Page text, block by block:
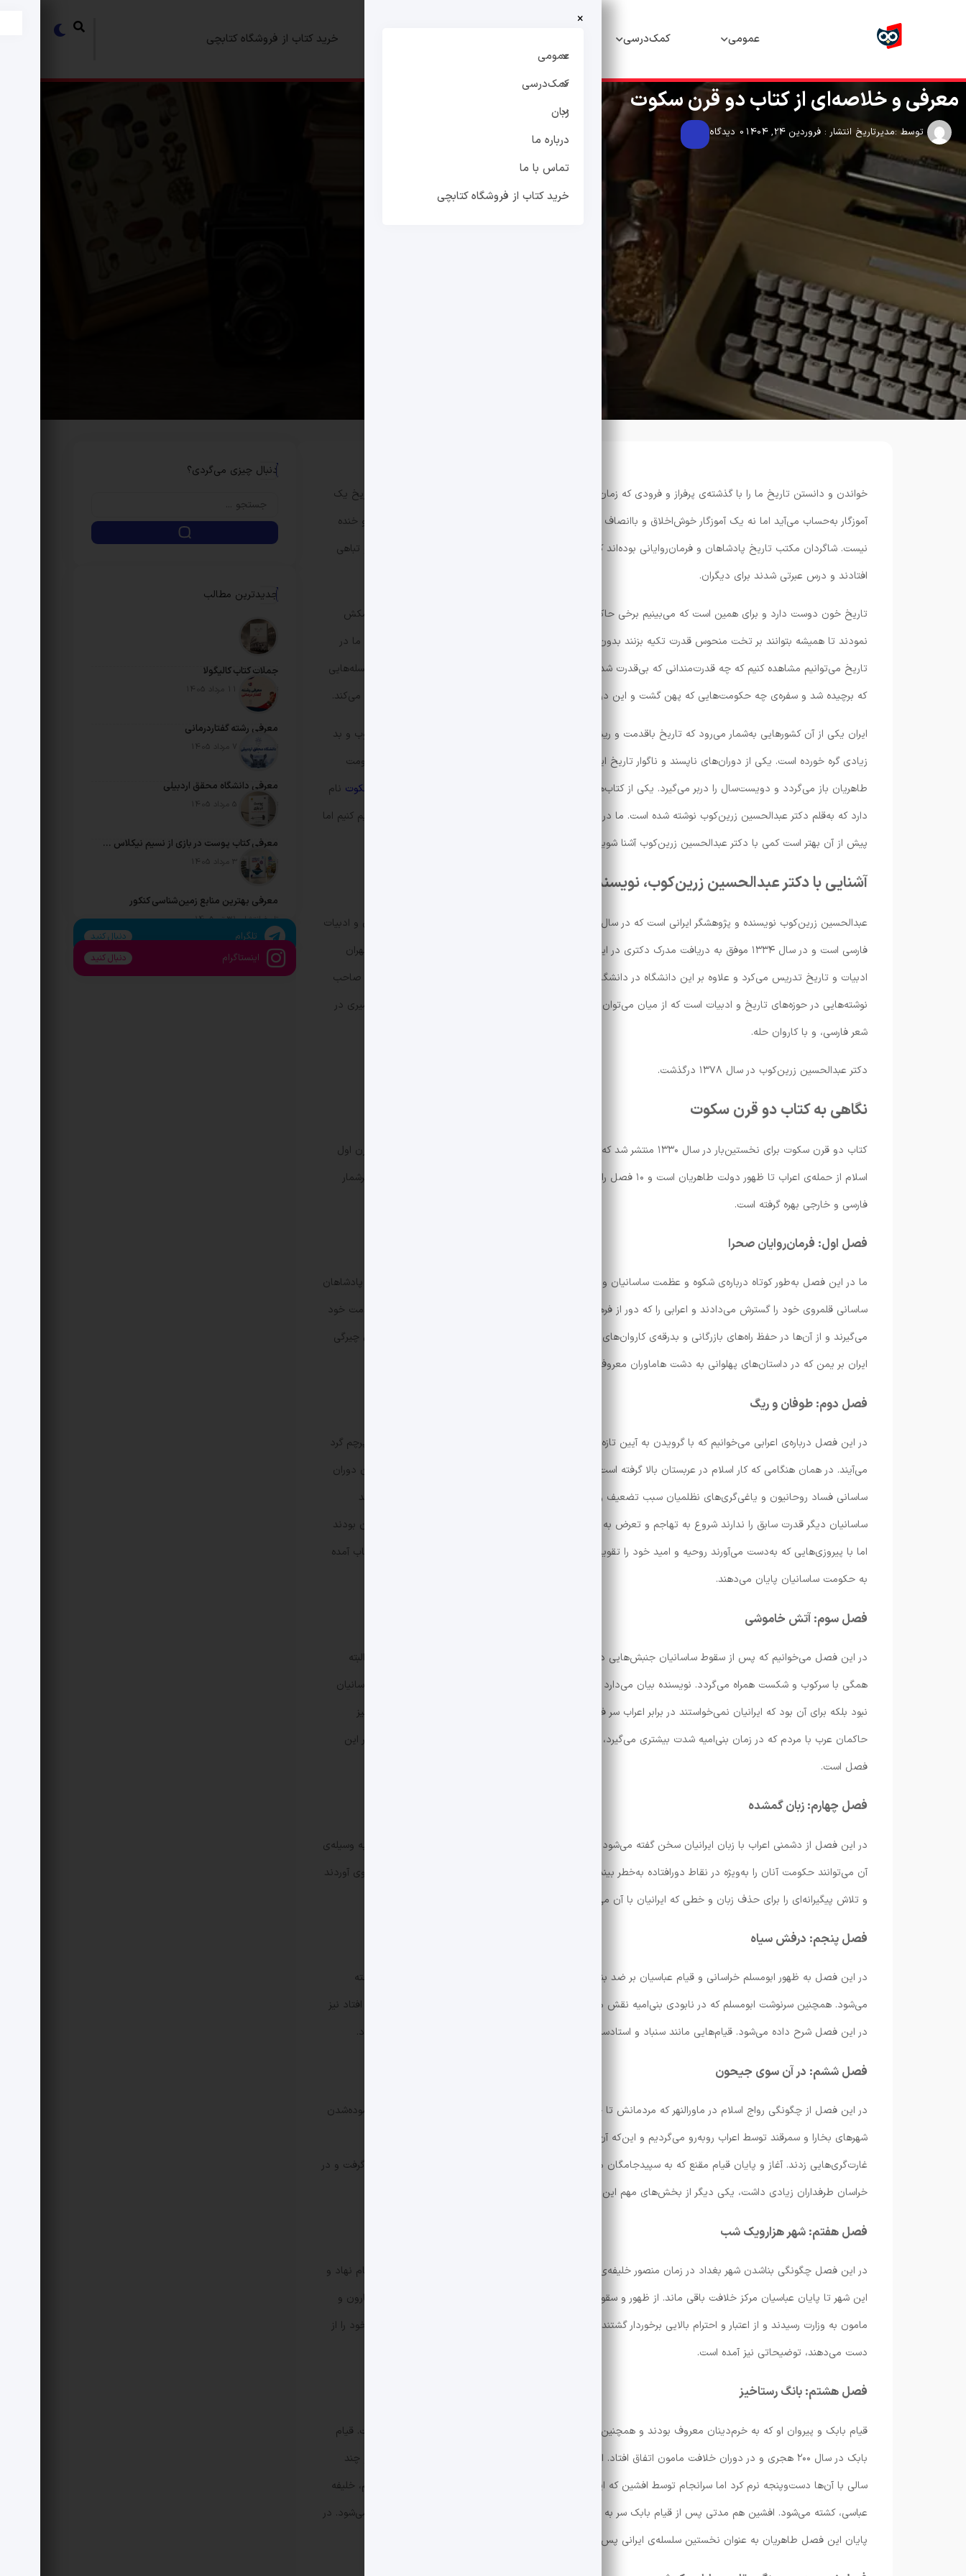
عمومی کمک‌درسی خرید کتاب از فروشگاه کتابچی
×
عمومی
کمک‌درسی
زبان
درباره ما
تماس با ما
خرید کتاب از فروشگاه کتابچی
معرفی و خلاصه‌‌ای از کتاب دو قرن سکوت
توسط :مدیرتاریخ انتشار : فروردین 24, 1404 0 دیدگاه
خواندن و دانستن تاریخ ما را با گذشته‌ی پرفراز و فرودی که زمان حال نیز تا حد زیادی به آن وابسته است اشنا می‌کند. تاریخ یک
آموزگار به‌حساب می‌آید اما نه یک آموزگار خوش‌اخلاق و باانصاف بلکه آموزگاری خشمگین و بی‌عاطفه که هیچ اهل شوخی و خنده
نیست. شاگردان مکتب تاریخ پادشاهان و فرمان‌روایانی بوده‌اند که روزی به قدرت و ثروت رسیدند و روزی دیگر به پستی و تباهی
افتادند و درس عبرتی شدند برای دیگران.
تاریخ خون دوست دارد و برای همین است که می‌بینیم برخی حاکمان ظالم دریایی از خون به‌پا کردند و آن را به تاریخ پیشکش
نمودند تا همیشه بتوانند بر تخت منحوس قدرت تکیه بزنند بدون این‌که واهمه‌ای از عواقب کارهای شوم خود داشته باشند. ما در
تاریخ می‌توانیم مشاهده کنیم که چه قدرت‌مندانی که بی‌قدرت شده‌اند و چه بی‌قدرتانی که به قدرت رسیده‌اند، بساط چه سلسله‌هایی
که برچیده شد و سفره‌ی چه حکومت‌هایی که پهن گشت و این درباره‌ی کشورهایی که گذشته‌ی دور‌و‌درازی دراند بیشتر صدق می‌کند.
ایران یکی از آن کشورهایی به‌شمار می‌رود که تاریخ باقدمت و ریشه‌داری دارد و به همین خاطر گذشته‌اش با رویدادهای خوب و بد
زیادی گره خورده است. یکی از دوران‌های ناپسند و ناگوار تاریخ ایران به سال‌های پایانی سلسله‌ی ساسانیان تا پیدایش حکومت
طاهریان باز می‌گردد و دویست‌سال را دربر می‌گیرد. یکی از کتاب‌هایی که درست به همین دویست‌سال می‌پردازد
دو قرن سکوت نام
دارد که به‌قلم دکتر عبدالحسین زرین‌کوب نوشته شده است. ما در این‌جا می‌خواهیم تا خلاصه‌ای از این کتاب را به شما تقدیم کنیم اما
پیش از آن بهتر است کمی با دکتر عبدالحسین زرین‌کوب آشنا شویم. پس با ما همراه باشید.
آشنایی با دکتر عبدالحسین زرین‌کوب، نویسنده‌ی دو قرن سکوت
عبدالحسین زرین‌کوب نویسنده و پژوهشگر ایرانی است که در سال ۱۳۰۱ چشم به جهان گشود. او دانش‌آموخته‌ی رشته‌ی زبان و ادبیات
فارسی است و در سال ۱۳۳۴ موفق به دریافت مدرک دکتری در این رشته از دانشگاه تهران شد. دکتر زرین‌کوب در دانشگاه تهران
ادبیات و تاریخ تدریس می‌کرد و علاوه بر این دانشگاه در دانشگاه‌هایی مانند آکسفورد و سوربن هم به تدریس پرداخت. او صاحب
نوشته‌هایی در حوزه‌های تاریخ و ادبیات است که از میان می‌توان به این کتاب‌ها اشاره کرد: دو قرن سکوت، بامداد اسلام، سیری در
شعر فارسی، و با کاروان حله.
دکتر عبدالحسین زرین‌کوب در سال ۱۳۷۸ درگذشت.
نگاهی به کتاب دو قرن سکوت
کتاب دو قرن سکوت برای نخستین‌بار در سال ۱۳۳۰ منتشر شد که درباره‌ی سرگذشت حوادث و اوضاع تاریخی ایران در دو قرن اول
اسلام از حمله‌ی اعراب تا ظهور دولت طاهریان است و ۱۰ فصل را شامل می‌شود. زرین‌کوب برای نوشتن این کتاب از منابع پرشمار
فارسی و خارجی بهره گرفته است.
فصل اول: فرمان‌روایان صحرا
ما در این فصل به‌طور کوتاه درباره‌ی شکوه و عظمت ساسانیان و پستی و حقارت اعراب بیابان‌گرد می‌خوانیم، این‌که چگونه پادشاهان
ساسانی قلمروی خود را گسترش می‌دادند و اعرابی را که دور از فرهنگ و تمدن بودند و کاری غیر از راهزنی و غارت‌گری به‌خدمت خود
می‌گیرند و از آن‌ها در حفظ راه‌های بازرگانی و بدرقه‌ی کاروان‌های تجارتی استفاده می‌کنند. در این فصل مطالبی نیز درباره‌ی چیرگی
ایران بر یمن که در داستان‌های پهلوانی به دشت هاماوران معروف است هم خواهیم خواند.
فصل دوم: طوفان و ریگ
در این فصل درباره‌ی اعرابی می‌خوانیم که با گرویدن به آیین تازه‌ای که اسلام نامیده می‌شود متحد می‌گردند و به زیر یک پرچم گرد
می‌آیند. در همان هنگامی که کار اسلام در عربستان بالا گرفته است و هر روز گسترش و طرفداران بیشتری پیدا می‌کند در ایران دوران
ساسانی فساد روحانیون و یاغی‌گری‌های نظلمیان سبب تضعیف و تزلزل این سلسله شده است. اعراب مسلمان که پی می‌برند
ساسانیان دیگر قدرت سابق را ندارند شروع به تهاجم و تعرض به خاک ایران می‌کنند و با این‌که در ابتدا از سرانجام کار نگران بودند
اما با پیروزی‌هایی که به‌دست می‌آورند روحیه و امید خود را تقویت می‌کنند و در نهایت در طی چند جنگ که شرح آن در کتاب آمده
به حکومت ساسانیان پایان می‌دهند.
فصل سوم: آتش خاموشی
در این فصل می‌خوانیم که پس از سقوط ساسانیان جنبش‌هایی در نقاط مختلف ایران بر ضد اشغال‌گران ایجاد می‌شود که البته
همگی با سرکوب و شکست همراه می‌گردد. نویسنده بیان می‌دارد که مقاومت و مقابله مردم ایران با اعراب برای بازگشت ساسانیان
نبود بلکه برای آن بود که ایرانیان نمی‌خواستند در برابر اعراب سر فرود آورند و به پرداخت جزیه مجبور باشند. رفتار خشونت‌آمیز
حاکمان عرب با مردم که در زمان بنی‌امیه شدت بیشتری می‌‌گیرد، قتل عمر، قیام مختار، و سقوط بنی‌امیه از بخش‌های دیگر این
فصل است.
فصل چهارم: زبان گمشده
در این فصل از دشمنی اعراب با زبان ایرانیان سخن گفته می‌شود چرا که آن‌ها زبان ایرانیان را حربه‌ی تیزی می‌پنداشتند که به وسیله‌ی
آن می‌توانند حکومت آنان را به‌ویژه در نقاط دورافتاده به‌خطر بیندازند. از این رو به نابودی کتابخانه‌ها و سوازندن کتاب‌ها روی آوردند
و تلاش پیگیرانه‌ای را برای حذف زبان و خطی که ایرانیان با آن می‌گفتند و می‌نوشتند، آغاز کردند.
فصل پنجم: درفش سیاه
در این فصل به ظهور ابومسلم خراسانی و قیام عباسیان بر ضد بنی‌امیه و شکست مروان آخرین خلیفه‌ی این حکومت پرداخته
می‌شود. همچنین سرنوشت ابومسلم که در نابودی بنی‌امیه نقش مهم و کلیدی را داشت و قیام‌هایی که بعد از قتل او اتفاق افتاد نیز
در این فصل شرح داده می‌شود. قیام‌هایی مانند سنباد و استادسیس که البته با سرکوب وحشیانه‌ی بنی‌عباس رو‌به‌رو می‌گردد.
فصل ششم: در آن سوی جیحون
در این فصل از چگونگی رواج اسلام در ماورالنهر که مردمانش تا چند سال زیر بار این آیین تازه نرفتند آگاه می‌شویم و با گشوده‌شدن
شهرهای بخارا و سمرقند توسط اعراب رو‌به‌رو می‌گردیم و این‌که آن‌ها در جریان تصرف این شهرها دست به چه قتل‌ها و
غارت‌گری‌هایی زدند. آغاز و پایان قیام مقنع که به سپیدجامگان معروف بود و بر ضد اعراب و به کین‌خواهی ابومسلم شکل گرفت و در
خراسان طرفداران زیادی داشت، یکی دیگر از بخش‌های مهم این فصل است.
فصل هفتم: شهر هزار‌ویک شب
در این فصل چگونگی بناشدن شهر بغداد در زمان منصور خلیفه‌ی دوم عباسی بیان می‌شود. منصور بغداد را مدینه‌الاسلام نام نهاد و
این شهر تا پایان عباسیان مرکز خلافت باقی ماند. از ظهور و سقوط برمکیان که خاندانی ایرانی بودند و در دوران خلافت هارون و
مامون به وزارت رسیدند و از اعتبار و احترام بالایی برخوردار گشتند اما سرانجام مورد غضب خلیفه قرار گرفتند و جان و مال خود را از
دست می‌دهند، توضیحاتی نیز آمده است.
فصل هشتم: بانگ رستاخیز
قیام بابک و پیروان او که به خرم‌دینان معروف بودند و همچنین قیام افشین و مازیار از بخش‌های اصلی فصل هشتم است. قیام
بابک در سال ۲۰۰ هجری و در دوران خلافت مامون اتفاق افتاد. او در کوه‌های آذربایجان به نبرد با سپاه عباسیان پرداخت و چند
سالی با آن‌ها دست‌و‌پنجه نرم کرد اما سرانجام توسط افشین که ایرانی و در خدمت عباسیان بود دستگیر و به فرمان معتصم، خلیفه
عباسی، کشته می‌شود. افشین هم مدتی پس از قیام بابک سر به شورش بر می‌دارد اما او هم به نتیجه‌ای نمی‌رسد و کشته ‌می‌شود. در
پایان این فصل طاهریان به عنوان نخستین سلسله‌ی ایرانی پس از سقوط ساسانیان روی کار می‌آیند.
دنبال چیزی می‌گردی؟
جدیدترین مطالب
جملات کتاب کالیگولا
تاریخ انتشار: 11 مرداد 1405
معرفی رشته گفتاردرمانی
تاریخ انتشار: 7 مرداد 1405
معرفی دانشگاه محقق اردبیلی
تاریخ انتشار: 5 مرداد 1405
معرفی کتاب پوست در بازی از نسیم نیکلاس طالب
تاریخ انتشار: 3 مرداد 1405
معرفی بهترین منابع زمین‌شناسی کنکور
تاریخ انتشار: 31 تیر 1405
تلگرام دنبال کنید
اینستاگرام دنبال کنید